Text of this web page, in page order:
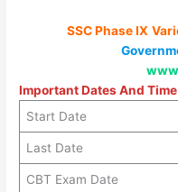
SSC Phase IX
Important Dates And Time
Start Date
Last Date
CBT Exam Date